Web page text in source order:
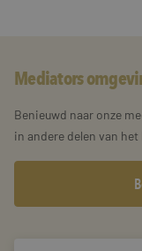
Mediators
Benieuwd naar onze
in andere delen van het